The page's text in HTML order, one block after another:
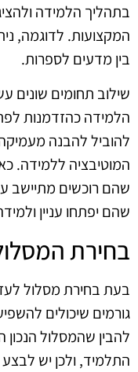
בתהליך הלמידה
המקצועות. לדוגמה,
בין מדעים לספרות.
שילוב תחומים שונים
הלמידה כהזדמנות
להוביל להבנה
המוטיבציה ללמידה.
שהם רוכשים מתיישב
שהם יפתחו עניין
בחירת
בעת בחירת מסלול
גורמים שיכולים
להבין שהמסלול
התלמיד, ולכן יש